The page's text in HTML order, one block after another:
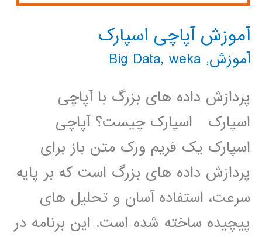
آموزش آپاچی اسپارک
آموزش,
Big Data, weka
پردازش داده های بزرگ با آپاچی
اسپارک اسپارک چیست؟ آپاچی
اسپارک یک فریم ورک متن باز برای
پردازش داده های بزرگ است که بر پایه
سرعت، استفاده آسان و تحلیل های
پیچیده ساخته شده است. این برنامه در